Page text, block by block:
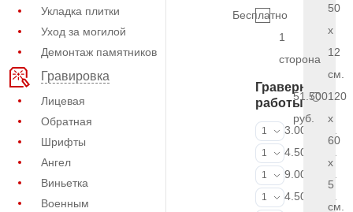
Укладка плитки
Уход за могилой
Демонтаж памятников
Гравировка
Лицевая
Обратная
Шрифты
Ангел
Виньетка
Военным
Бесплатно
1
сторона
Граверные
работы
ФИО и даты
1
3.000 руб.
ФИО и даты
1
4.500 руб.
ФИО и даты
1
9.000 руб.
Портрет
1
4.500 руб.
50
x
12
см.
51.500
руб.
120
x
60
x
5
см.